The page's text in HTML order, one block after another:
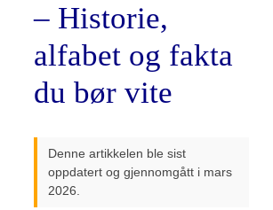
– Historie,
alfabet og fakta
du bør vite
Denne artikkelen ble sist
oppdatert og gjennomgått i mars
2026.